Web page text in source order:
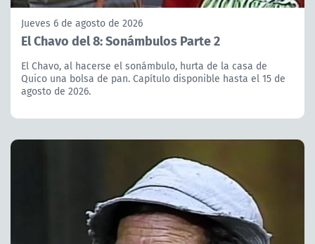
Jueves 6 de agosto de 2026
El Chavo del 8: Sonámbulos Parte 2
El Chavo, al hacerse el sonámbulo, hurta de la casa de
Quico una bolsa de pan. Capítulo disponible hasta el 15 de
agosto de 2026.